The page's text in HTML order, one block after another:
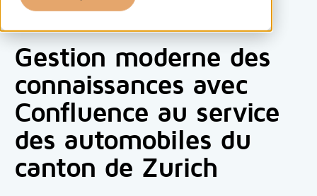
Accueil
Services
Compétences
Outils
Aperçus
Gestion moderne des
connaissances avec
Confluence au service
des automobiles du
canton de Zurich